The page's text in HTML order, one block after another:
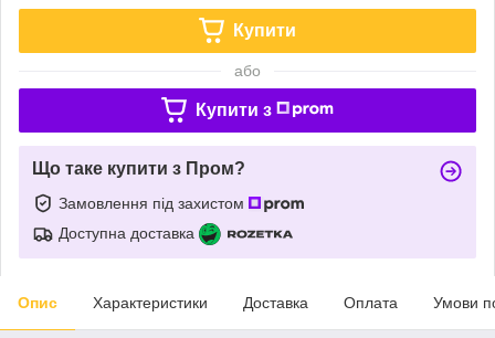
Купити
або
Купити з
Що таке купити з Пром?
Замовлення під захистом
Доступна доставка
Опис Характеристики Доставка Оплата Умови